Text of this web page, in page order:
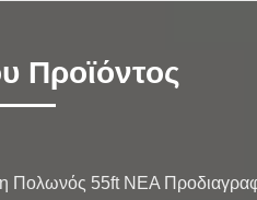
Προϊόντος
Πολωνός 55ft NEA